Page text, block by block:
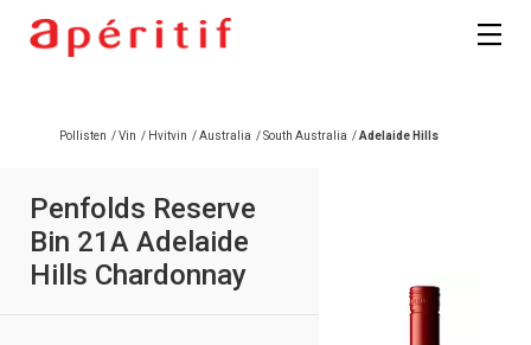
Pollisten /Vin / Hvitvin /Australia /South Australia /Adelaide Hills
Penfolds Reserve
Bin 21A Adelaide
Hills Chardonnay